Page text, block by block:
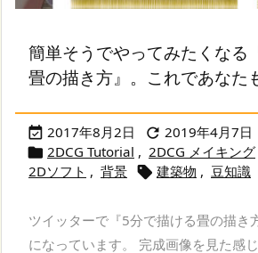
簡単そうでやってみたくなる
畳の描き方』。これであなた
 2017年8月2日  2019年4月7日
 2DCG Tutorial , 2DCG メイキング
2Dソフト , 背景  建築物 , 豆知識
ツイッターで『5分で描ける畳の描き
になっています。 完成画像を見た感